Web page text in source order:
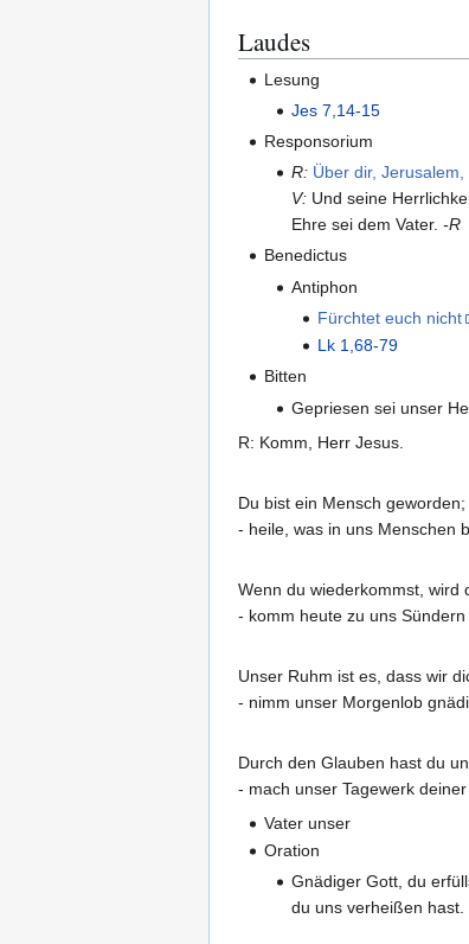
Laudes
Lesung
Jes 7,14-15
Responsorium
R: Über dir,
V:Und seine
Ehre sei dem Vater. -R
Benedictus
Antiphon
Fürchtet euch nicht
Lk 1,68-79
Bitten
Gepriesen sei unser
R: Komm, Herr Jesus.
Du bist ein Mensch geworden;
- heile, was in uns Menschen
Wenn du wiederkommst, wird
- komm heute zu uns
Unser Ruhm ist es, dass wir
- nimm unser Morgenlob
Durch den Glauben hast du
- mach unser Tagewerk deiner
Vater unser
Oration
Gnädiger Gott, du
du uns verheißen hast.